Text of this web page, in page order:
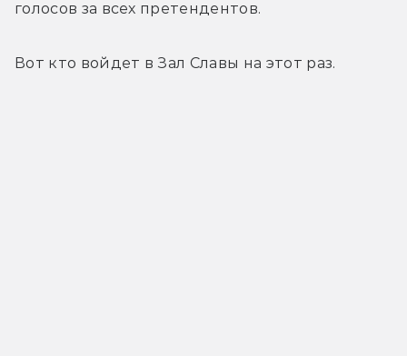
голосов за всех претендентов.
Вот кто войдет в Зал Славы на этот раз.